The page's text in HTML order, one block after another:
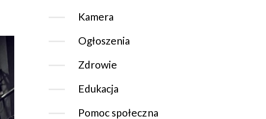
Kamera
Ogłoszenia
Zdrowie
Edukacja
Pomoc społeczna